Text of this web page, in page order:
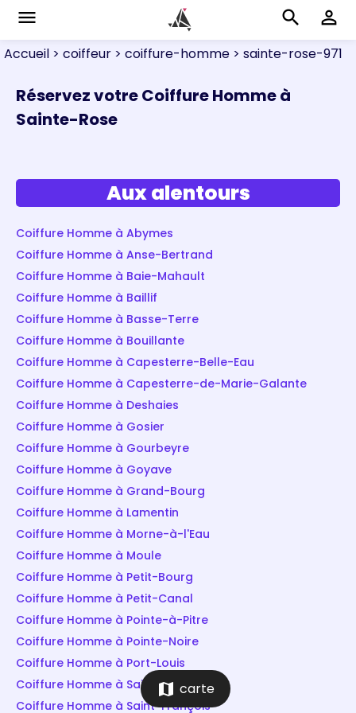
menu search perm_identity
Accueil > coiffeur > coiffure-homme > sainte-rose-971
Réservez votre Coiffure Homme à
Sainte-Rose
Aux alentours
Coiffure Homme à Abymes
Coiffure Homme à Anse-Bertrand
Coiffure Homme à Baie-Mahault
Coiffure Homme à Baillif
Coiffure Homme à Basse-Terre
Coiffure Homme à Bouillante
Coiffure Homme à Capesterre-Belle-Eau
Coiffure Homme à Capesterre-de-Marie-Galante
Coiffure Homme à Deshaies
Coiffure Homme à Gosier
Coiffure Homme à Gourbeyre
Coiffure Homme à Goyave
Coiffure Homme à Grand-Bourg
Coiffure Homme à Lamentin
Coiffure Homme à Morne-à-l'Eau
Coiffure Homme à Moule
Coiffure Homme à Petit-Bourg
Coiffure Homme à Petit-Canal
Coiffure Homme à Pointe-à-Pitre
Coiffure Homme à Pointe-Noire
Coiffure Homme à Port-Louis
Coiffure Homme à Saint-Claude
Coiffure Homme à Saint-François
map carte